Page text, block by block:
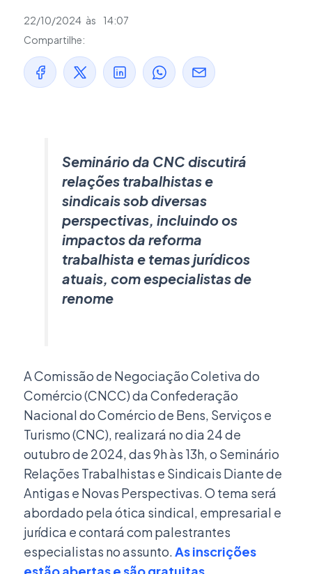
22/10/2024 às
14:07
Compartilhe:
Seminário da CNC discutirá
relações trabalhistas e
sindicais sob diversas
perspectivas, incluindo os
impactos da reforma
trabalhista e temas jurídicos
atuais, com especialistas de
renome
A Comissão de Negociação Coletiva do
Comércio (CNCC) da Confederação
Nacional do Comércio de Bens, Serviços e
Turismo (CNC), realizará no dia 24 de
outubro de 2024, das 9h às 13h, o Seminário
Relações Trabalhistas e Sindicais Diante de
Antigas e Novas Perspectivas. O tema será
abordado pela ótica sindical, empresarial e
jurídica e contará com palestrantes
especialistas no assunto.As inscrições